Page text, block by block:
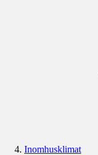
Inomhusklimat